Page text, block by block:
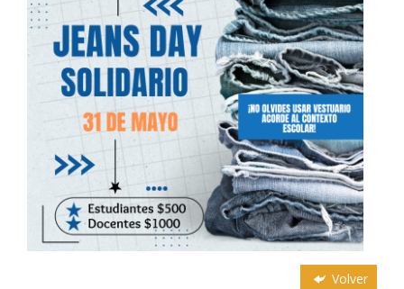
Volver